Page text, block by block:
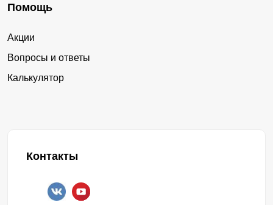
Помощь
Акции
Вопросы и ответы
Калькулятор
Контакты